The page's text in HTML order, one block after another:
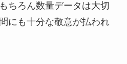
ちろん数量データは大切
にも十分な敬意が払われ